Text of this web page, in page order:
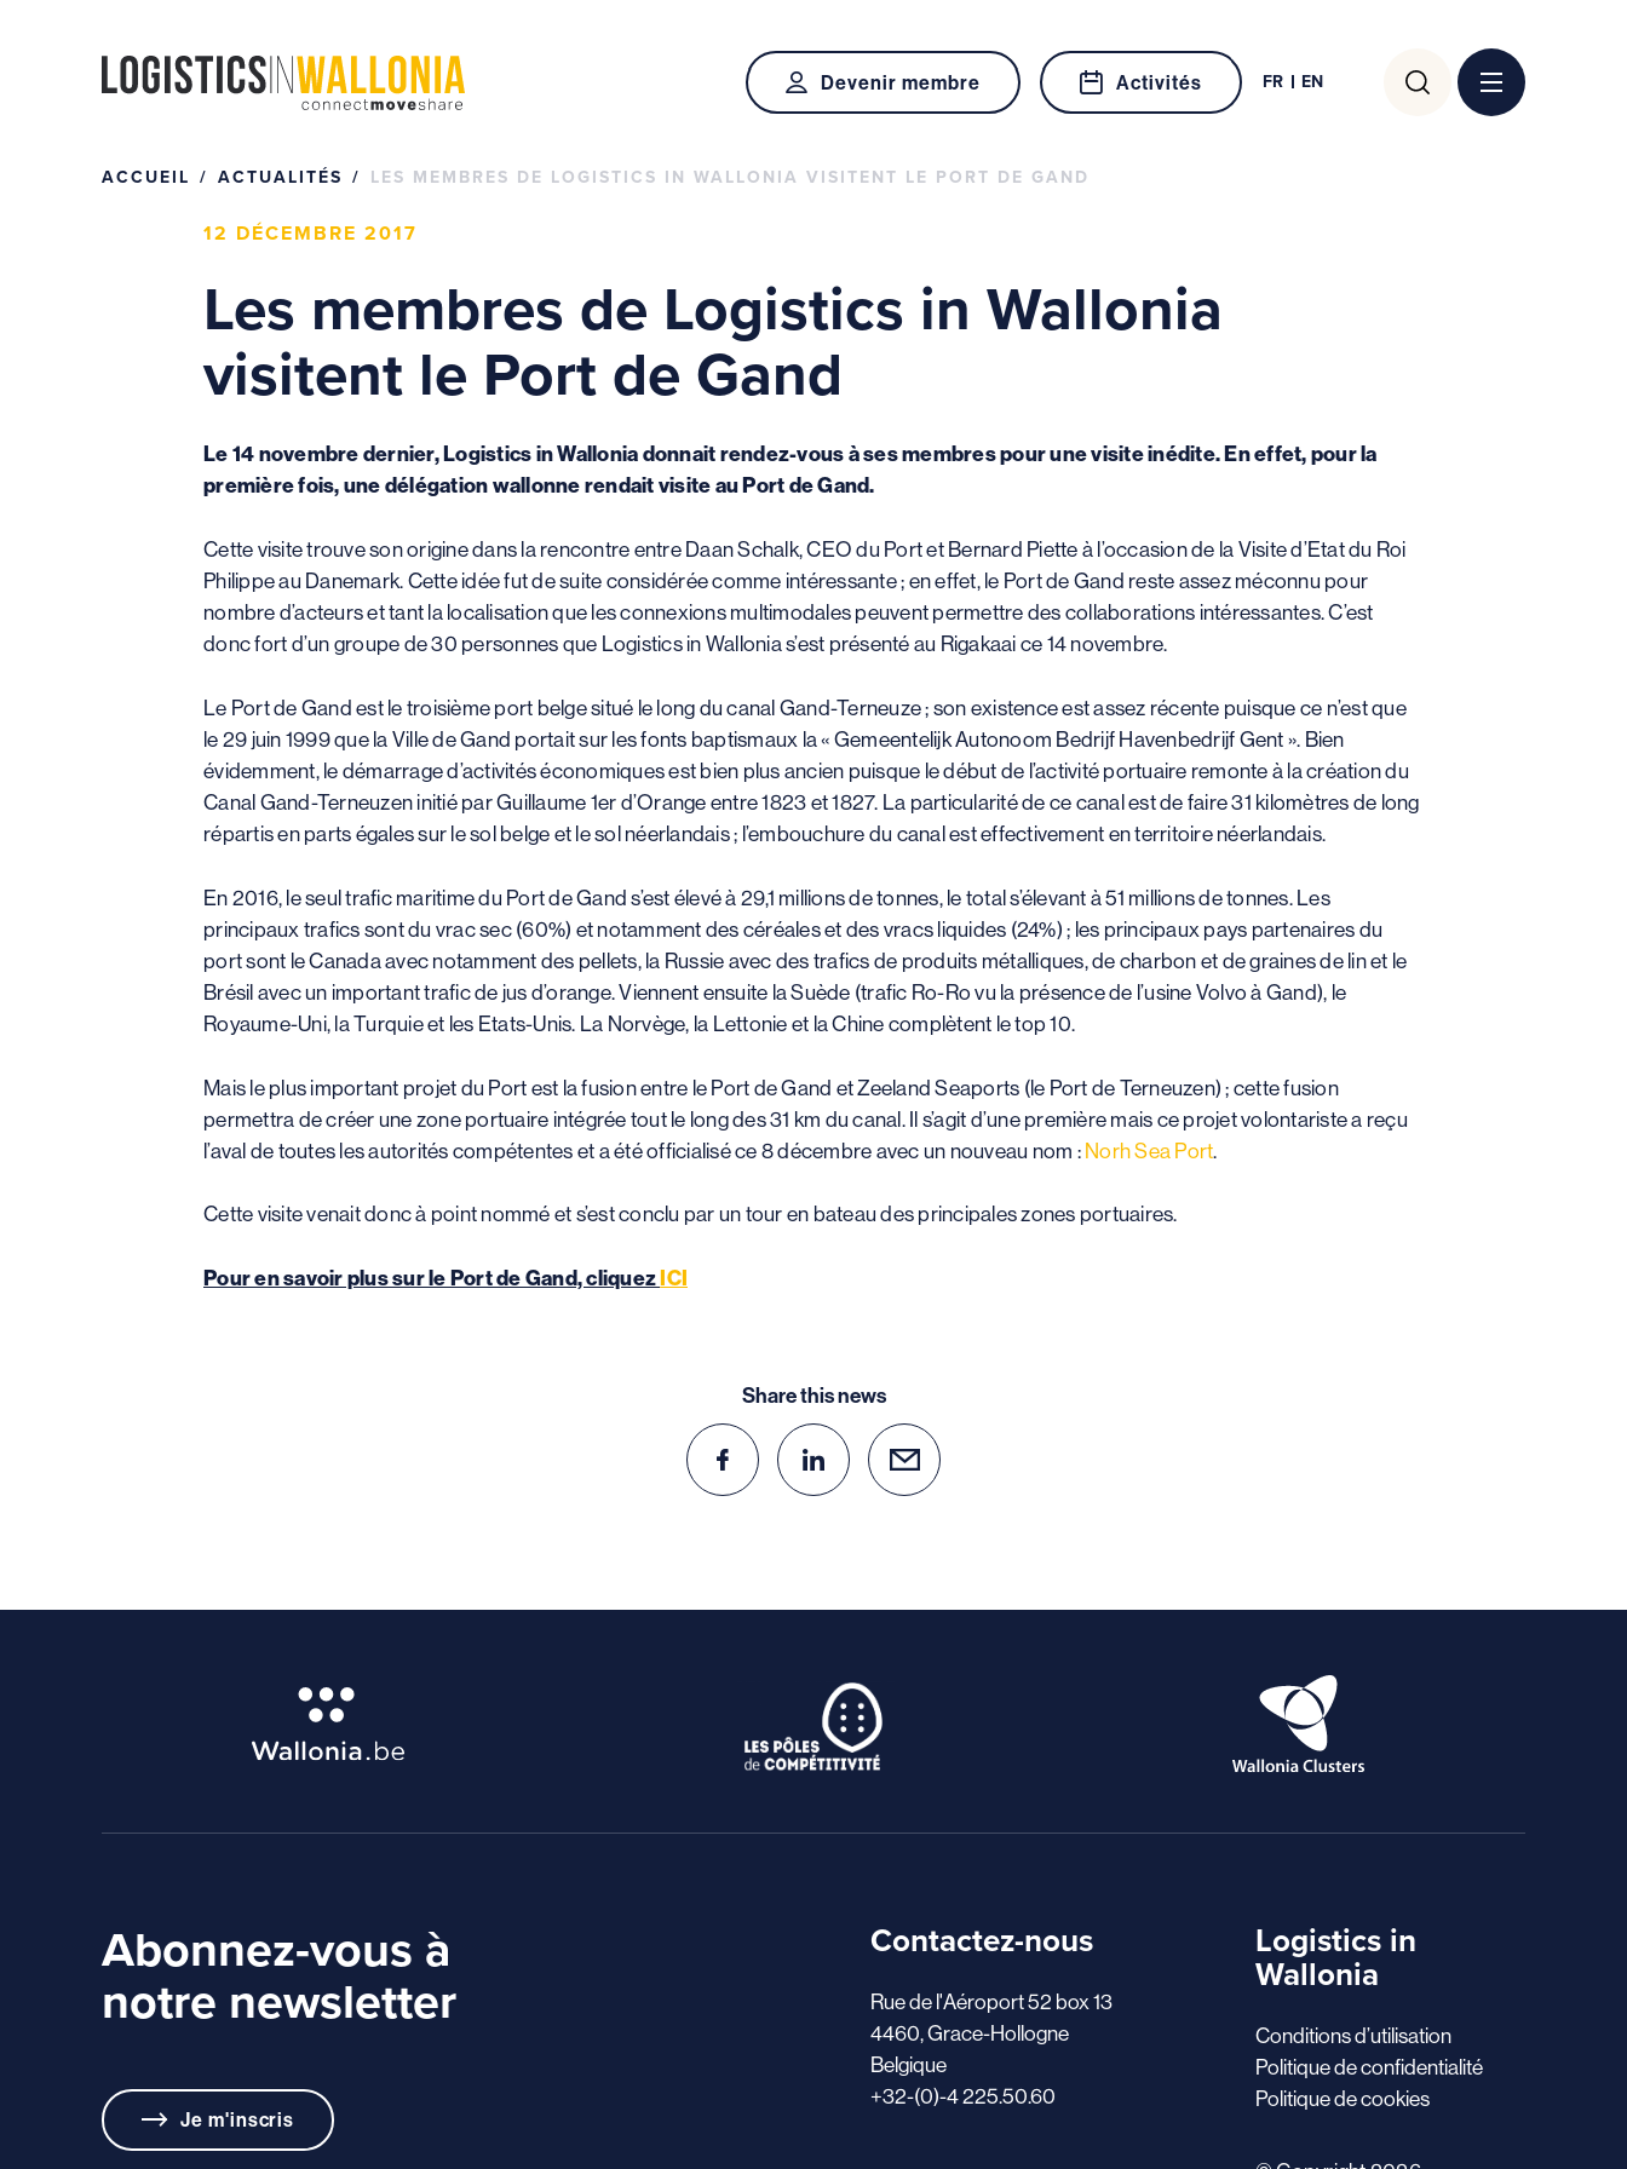
Devenir membre Activités FR EN
Rechercher :
ACCUEIL ACTUALITÉS LES MEMBRES DE LOGISTICS IN WALLONIA VISITENT LE PORT DE GAND
12 DÉCEMBRE 2017
Les membres de Logistics in Wallonia
visitent le Port de Gand
Le 14 novembre dernier, Logistics in Wallonia donnait rendez-vous à ses membres pour une visite inédite. En effet, pour la
première fois, une délégation wallonne rendait visite au Port de Gand.
Cette visite trouve son origine dans la rencontre entre Daan Schalk, CEO du Port et Bernard Piette à l’occasion de la Visite d’Etat du Roi
Philippe au Danemark. Cette idée fut de suite considérée comme intéressante ; en effet, le Port de Gand reste assez méconnu pour
nombre d’acteurs et tant la localisation que les connexions multimodales peuvent permettre des collaborations intéressantes. C’est
donc fort d’un groupe de 30 personnes que Logistics in Wallonia s’est présenté au Rigakaai ce 14 novembre.
Le Port de Gand est le troisième port belge situé le long du canal Gand-Terneuze ; son existence est assez récente puisque ce n’est que
le 29 juin 1999 que la Ville de Gand portait sur les fonts baptismaux la « Gemeentelijk Autonoom Bedrijf Havenbedrijf Gent ». Bien
évidemment, le démarrage d’activités économiques est bien plus ancien puisque le début de l’activité portuaire remonte à la création du
Canal Gand-Terneuzen initié par Guillaume 1er d’Orange entre 1823 et 1827. La particularité de ce canal est de faire 31 kilomètres de long
répartis en parts égales sur le sol belge et le sol néerlandais ; l’embouchure du canal est effectivement en territoire néerlandais.
En 2016, le seul trafic maritime du Port de Gand s’est élevé à 29,1 millions de tonnes, le total s’élevant à 51 millions de tonnes. Les
principaux trafics sont du vrac sec (60%) et notamment des céréales et des vracs liquides (24%) ; les principaux pays partenaires du
port sont le Canada avec notamment des pellets, la Russie avec des trafics de produits métalliques, de charbon et de graines de lin et le
Brésil avec un important trafic de jus d’orange. Viennent ensuite la Suède (trafic Ro-Ro vu la présence de l’usine Volvo à Gand), le
Royaume-Uni, la Turquie et les Etats-Unis. La Norvège, la Lettonie et la Chine complètent le top 10.
Mais le plus important projet du Port est la fusion entre le Port de Gand et Zeeland Seaports (le Port de Terneuzen) ; cette fusion
permettra de créer une zone portuaire intégrée tout le long des 31 km du canal. Il s’agit d’une première mais ce projet volontariste a reçu
l’aval de toutes les autorités compétentes et a été officialisé ce 8 décembre avec un nouveau nom :Norh Sea Port.
Cette visite venait donc à point nommé et s’est conclu par un tour en bateau des principales zones portuaires.
Pour en savoir plus sur le Port de Gand, cliquezICI
Share this news
Abonnez-vous à
notre newsletter
Je m'inscris
Contactez-nous
Rue de l'Aéroport 52 box 13
4460, Grace-Hollogne
Belgique
+32-(0)-4 225.50.60
Logistics in
Wallonia
Conditions d’utilisation
Politique de confidentialité
Politique de cookies